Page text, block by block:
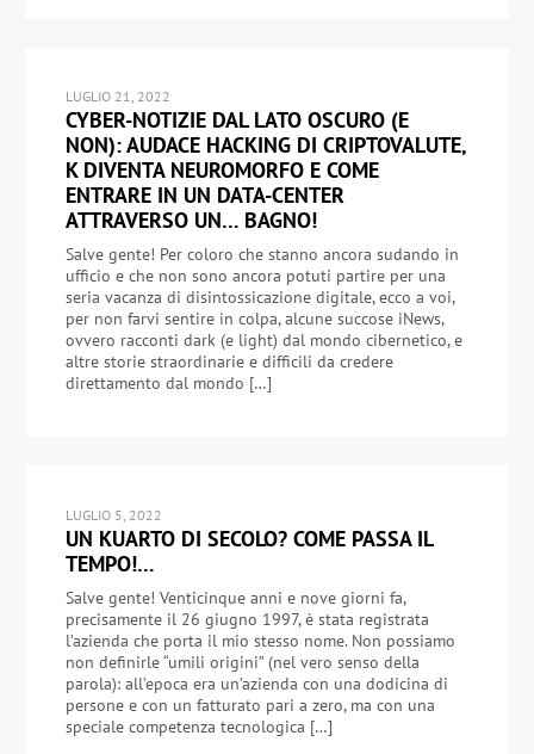
LUGLIO 21, 2022
CYBER-NOTIZIE DAL LATO OSCURO (E
NON): AUDACE HACKING DI CRIPTOVALUTE,
K DIVENTA NEUROMORFO E COME
ENTRARE IN UN DATA-CENTER
ATTRAVERSO UN… BAGNO!
Salve gente! Per coloro che stanno ancora sudando in
ufficio e che non sono ancora potuti partire per una
seria vacanza di disintossicazione digitale, ecco a voi,
per non farvi sentire in colpa, alcune succose iNews,
ovvero racconti dark (e light) dal mondo cibernetico, e
altre storie straordinarie e difficili da credere
direttamento dal mondo […]
LUGLIO 5, 2022
UN KUARTO DI SECOLO? COME PASSA IL
TEMPO!…
Salve gente! Venticinque anni e nove giorni fa,
precisamente il 26 giugno 1997, è stata registrata
l’azienda che porta il mio stesso nome. Non possiamo
non definirle “umili origini” (nel vero senso della
parola): all’epoca era un’azienda con una dodicina di
persone e con un fatturato pari a zero, ma con una
speciale competenza tecnologica […]